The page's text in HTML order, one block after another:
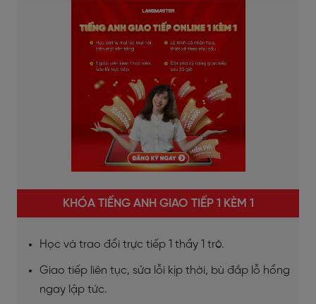
KHÓA TIẾNG ANH GIAO TIẾP 1 KÈM 1
Học và trao đổi trực tiếp 1 thầy 1 trò.
Giao tiếp liên tục, sửa lỗi kịp thời, bù đắp lỗ hổng
ngay lập tức.